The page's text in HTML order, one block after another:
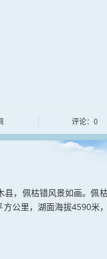
评论：0
，佩枯错风景如画。佩
公里，湖面海拔4590米